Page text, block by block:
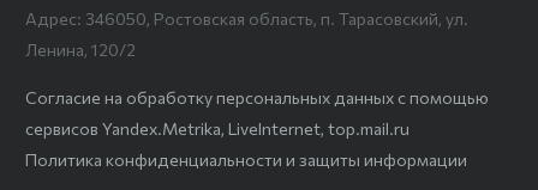
Адрес: 346050, Ростовская область, п. Тарасовский, ул.
Ленина, 120/2
Согласие на обработку персональных данных с помощью
сервисов Yandex.Metrika, LiveInternet, top.mail.ru
Политика конфиденциальности и защиты информации